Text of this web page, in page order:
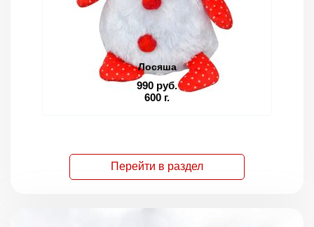
Лосяша
990 руб.
600 г.
Перейти в раздел